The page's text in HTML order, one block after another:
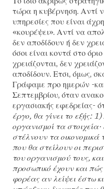
τώρα η κυβέρνηση. Αντί
υπηρεσίες που είναι
«κουρέψει». Αντί να
δεν αποδίδουν ή δεν
όσοι είναι κοντά στο
χρειάζονται, δεν
αποδίδουν. Ετσι, όμως,
Γράφαμε προ ημερών -
Σεπτεμβρίου, όταν
εργασιακής εφεδρείας-
έργο, θα γίνει το εξής:
οργανισμοί τα
στέλνουν τα οικονομικά
που θα στείλουν οι
του οργανισμού τους,
προσωπικό έχουν και
φορέας αν λείψει έστω